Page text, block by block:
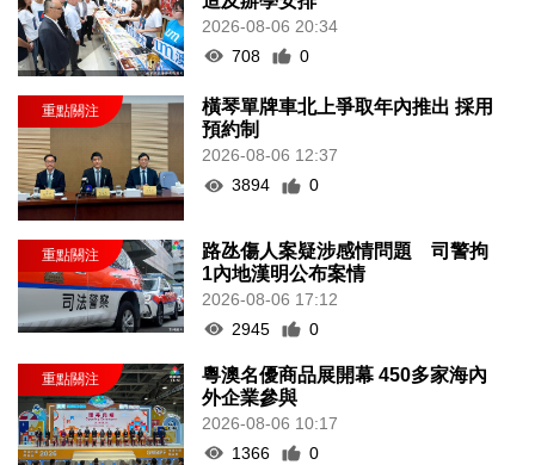
2026-08-06 20:34
708
0
橫琴單牌車北上爭取年內推出 採用
預約制
2026-08-06 12:37
3894
0
路氹傷人案疑涉感情問題 司警拘
1內地漢明公布案情
2026-08-06 17:12
2945
0
粵澳名優商品展開幕 450多家海內
外企業參與
2026-08-06 10:17
1366
0